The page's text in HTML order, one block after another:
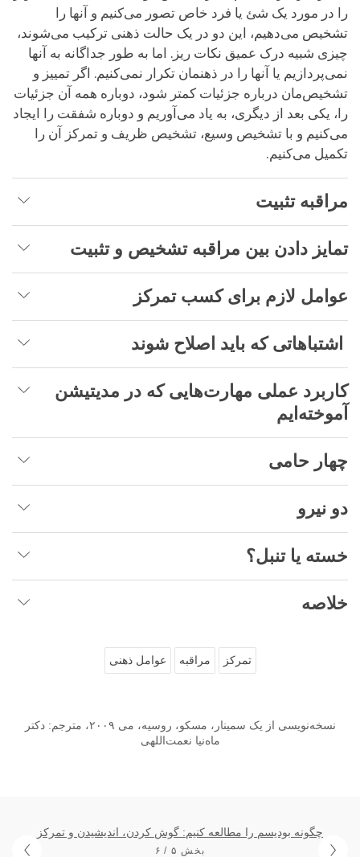
را در مورد یک شئ یا فرد خاص تصور می‌کنیم و آنها را
تشخیص می‌دهیم، این دو در یک حالت ذهنی ترکیب می‌شوند،
چیزی شبیه درک عمیق نکات ریز. اما به طور جداگانه به آنها
نمی‌پردازیم یا آنها را در ذهنمان تکرار نمی‌کنیم. اگر تمییز و
تشخیص‌مان درباره جزئیات کمتر شود، دوباره همه آن جزئیات
را، یکی بعد از دیگری، به یاد می‌آوریم و دوباره شفقت را ایجاد
می‌کنیم و با تشخیص وسیع، تشخیص ظریف و تمرکز آن را
تکمیل می‌کنیم.
مراقبه تثبیت
تمایز دادن بین مراقبه تشخیص و تثبیت
عوامل لازم برای کسب تمرکز
اشتباهاتی که باید اصلاح شوند
کاربرد عملی مهارت‌هایی که در مدیتیشن
آموخته‌ایم
چهار حامی
دو نیرو
خسته یا تنبل؟
خلاصه
تمرکز مراقبه عوامل ذهنی
نسخه‌نویسی از یک سمینار، مسکو، روسیه، می ۲۰۰۹، مترجم: دکتر
ماه‌نیا نعمت‌اللهی
چگونه بودیسم را مطالعه کنیم: گوش کردن، اندیشیدن و تمرکز
بخش ۵ / ۶